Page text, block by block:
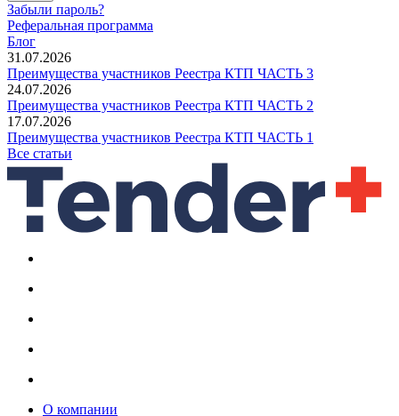
Забыли пароль?
Реферальная программа
Блог
31.07.2026
Преимущества участников Реестра КТП ЧАСТЬ 3
24.07.2026
Преимущества участников Реестра КТП ЧАСТЬ 2
17.07.2026
Преимущества участников Реестра КТП ЧАСТЬ 1
Все статьи
О компании